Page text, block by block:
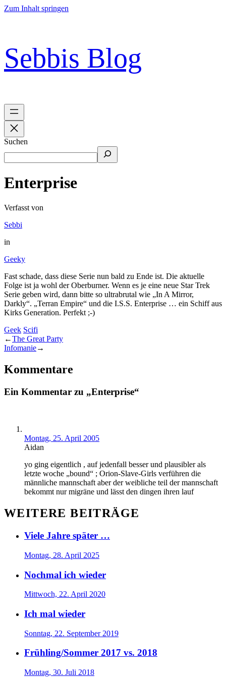
Zum Inhalt springen
Sebbis Blog
Suchen
Enterprise
Verfasst von
Sebbi
in
Geeky
Fast schade, dass diese Serie nun bald zu Ende ist. Die aktuelle
Folge ist ja wohl der Oberburner. Wenn es je eine neue Star Trek
Serie geben wird, dann bitte so ultrabrutal wie „In A Mirror,
Darkly“. „Terran Empire“ und die I.S.S. Enterprise … ein Schiff aus
Kirks Generation. Perfekt ;-)
Geek Scifi
←The Great Party
Infomanie→
Kommentare
Ein Kommentar zu „Enterprise“
Montag, 25. April 2005
Aidan
yo ging eigentlich , auf jedenfall besser und plausibler als
letzte woche „bound“ ; Orion-Slave-Girls verführen die
männliche mannschaft aber der weibliche teil der mannschaft
bekommt nur migräne und lässt den dingen ihren lauf
WEITERE BEITRÄGE
Viele Jahre später …
Montag, 28. April 2025
Nochmal ich wieder
Mittwoch, 22. April 2020
Ich mal wieder
Sonntag, 22. September 2019
Frühling/Sommer 2017 vs. 2018
Montag, 30. Juli 2018